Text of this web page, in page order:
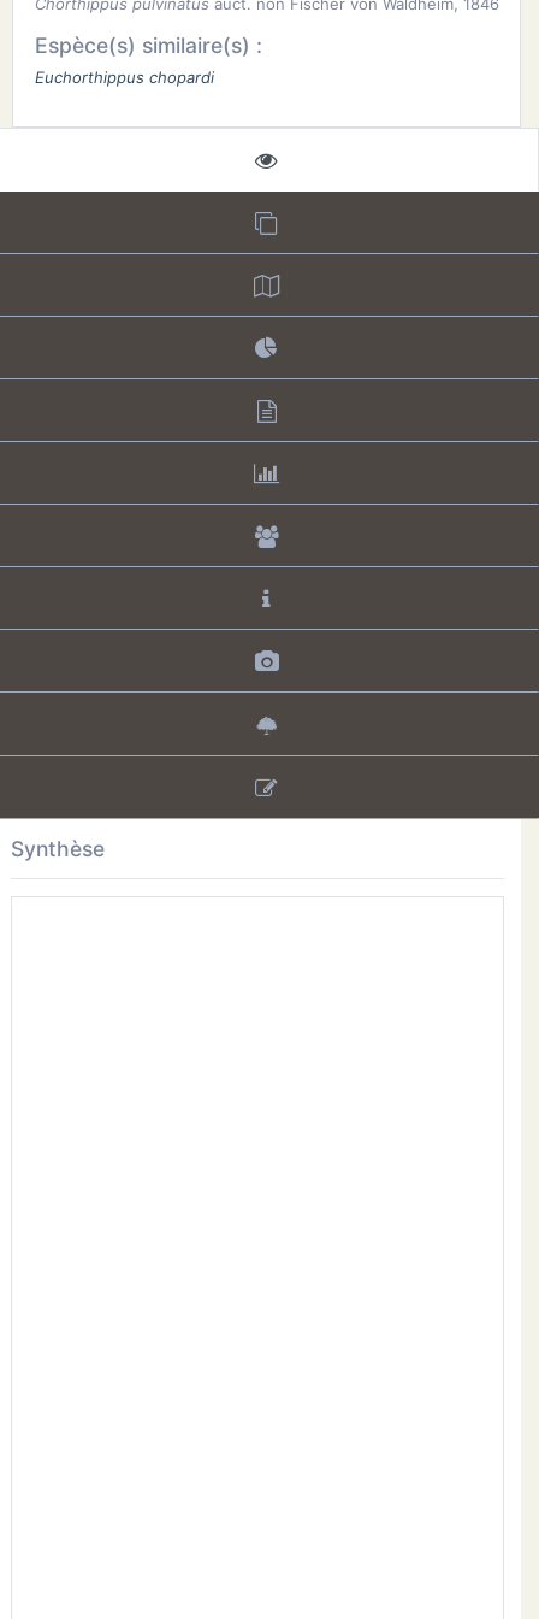
Espèce(s) similaire(s) :
Euchorthippus chopardi
Synthèse